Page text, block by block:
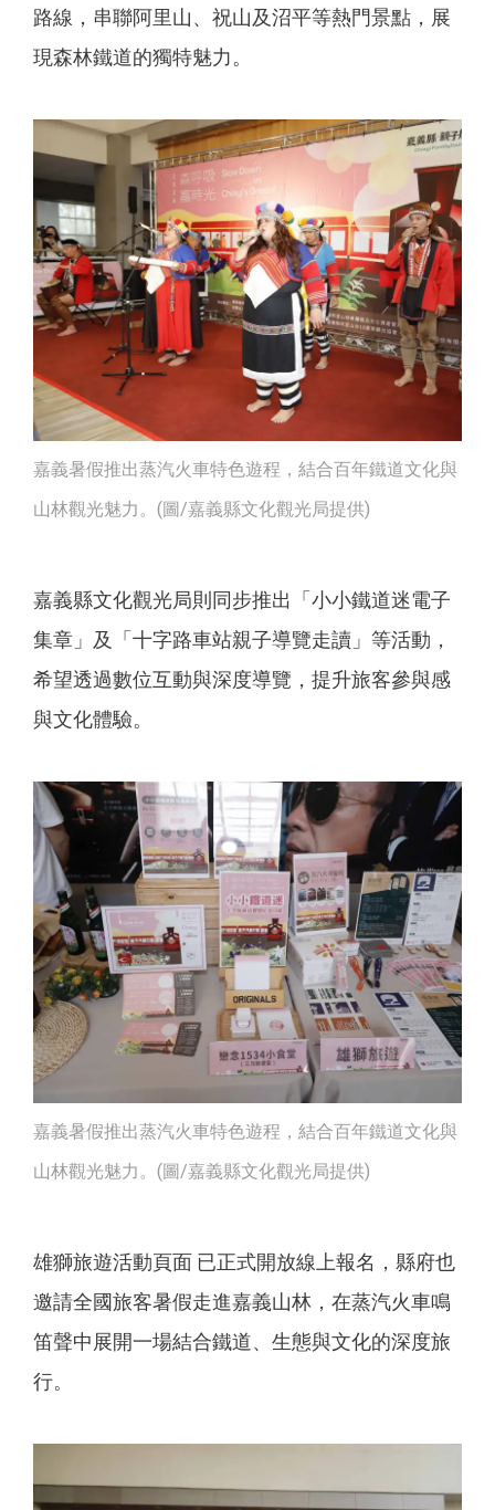
路線，串聯阿里山、祝山及沼平等熱門景點，展
現森林鐵道的獨特魅力。
嘉義暑假推出蒸汽火車特色遊程，結合百年鐵道文化與
山林觀光魅力。(圖/嘉義縣文化觀光局提供)
嘉義縣文化觀光局則同步推出「小小鐵道迷電子
集章」及「十字路車站親子導覽走讀」等活動，
希望透過數位互動與深度導覽，提升旅客參與感
與文化體驗。
嘉義暑假推出蒸汽火車特色遊程，結合百年鐵道文化與
山林觀光魅力。(圖/嘉義縣文化觀光局提供)
雄獅旅遊活動頁面 已正式開放線上報名，縣府也
邀請全國旅客暑假走進嘉義山林，在蒸汽火車鳴
笛聲中展開一場結合鐵道、生態與文化的深度旅
行。